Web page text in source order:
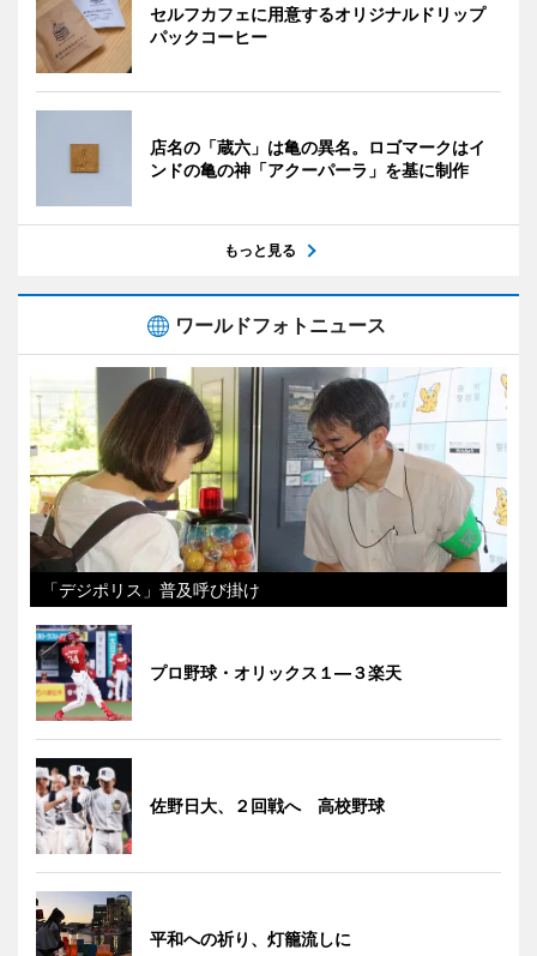
セルフカフェに用意するオリジナルドリップ
パックコーヒー
店名の「蔵六」は亀の異名。ロゴマークはイ
ンドの亀の神「アクーパーラ」を基に制作
もっと見る
ワールドフォトニュース
「デジポリス」普及呼び掛け
プロ野球・オリックス１―３楽天
佐野日大、２回戦へ 高校野球
平和への祈り、灯籠流しに